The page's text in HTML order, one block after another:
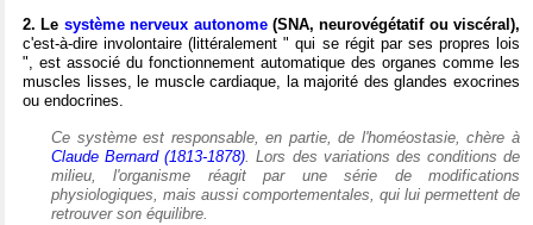
2. Le système nerveux autonome(SNA, neurovégétatif ou viscéral),
c'est-à-dire involontaire (littéralement " qui se régit par ses propres lois
", est associé du fonctionnement automatique des organes comme les
muscles lisses, le muscle cardiaque, la majorité des glandes exocrines
ou endocrines.
Ce système est responsable, en partie, de l'homéostasie, chère à
Claude Bernard (1813-1878). Lors des variations des conditions de
milieu, l'organisme réagit par une série de modifications
physiologiques, mais aussi comportementales, qui lui permettent de
retrouver son équilibre.